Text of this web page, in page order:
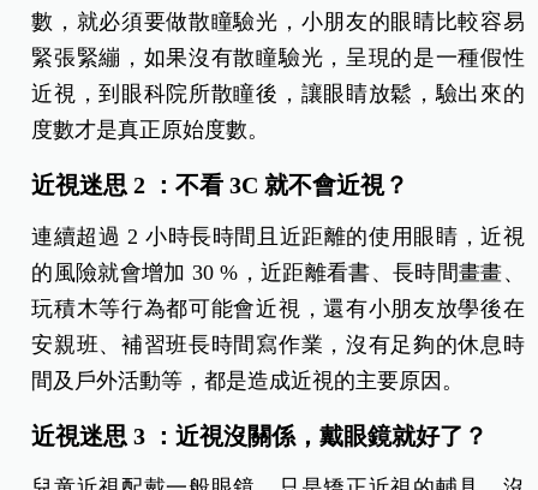
數，就必須要做散瞳驗光，小朋友的眼睛比較容易
緊張緊繃，如果沒有散瞳驗光，呈現的是一種假性
近視，到眼科院所散瞳後，讓眼睛放鬆，驗出來的
度數才是真正原始度數。
近視迷思 2 ：不看 3C 就不會近視？
連續超過 2 小時長時間且近距離的使用眼睛，近視
的風險就會增加 30 %，近距離看書、長時間畫畫、
玩積木等行為都可能會近視，還有小朋友放學後在
安親班、補習班長時間寫作業，沒有足夠的休息時
間及戶外活動等，都是造成近視的主要原因。
近視迷思 3 ：近視沒關係，戴眼鏡就好了？